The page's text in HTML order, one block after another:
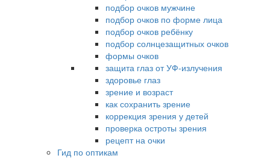
подбор очков мужчине
подбор очков по форме лица
подбор очков ребёнку
подбор солнцезащитных очков
формы очков
защита глаз от УФ-излучения
здоровье глаз
зрение и возраст
как сохранить зрение
коррекция зрения у детей
проверка остроты зрения
рецепт на очки
Гид по оптикам